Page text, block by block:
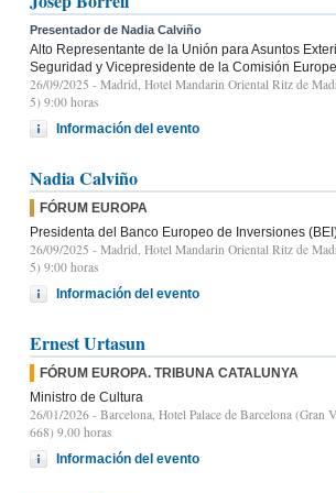
Presentador de Nadia Calviño
Alto Representante de la Unión para Asuntos
Seguridad y Vicepresidente de la Comisión
26/09/2025 - Madrid, Hotel Mandarin Oriental Ritz de
5) 9:00 horas
Información del evento
Nadia Calviño
FÓRUM EUROPA
Presidenta del Banco Europeo de Inversiones
26/09/2025 - Madrid, Hotel Mandarin Oriental Ritz de
5) 9:00 horas
Información del evento
Ernest Urtasun
FÓRUM EUROPA. TRIBUNA CATALUNYA
Ministro de Cultura
26/01/2026 - Barcelona, Hotel Palace de Barcelona (Gran
668) 9.00 horas
Información del evento